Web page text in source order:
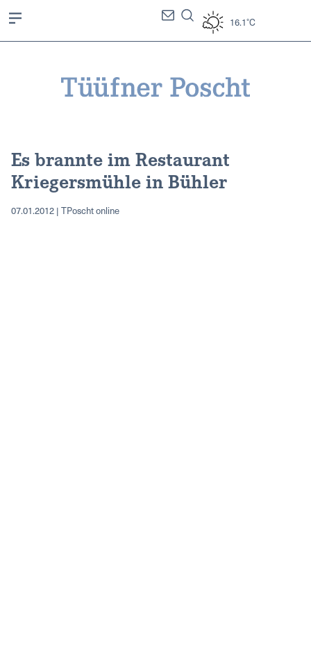
16.1°C
Es brannte im Restaurant
Kriegersmühle in Bühler
07.01.2012 | TPoscht online